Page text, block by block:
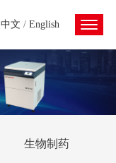
中文 /English
生物制药